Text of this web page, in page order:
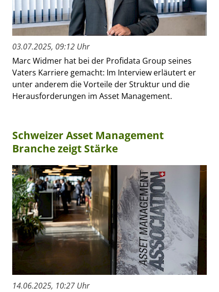
03.07.2025, 09:12 Uhr
Marc Widmer hat bei der Profidata Group seines
Vaters Karriere gemacht: Im Interview erläutert er
unter anderem die Vorteile der Struktur und die
Herausforderungen im Asset Management.
Schweizer Asset Management
Branche zeigt Stärke
14.06.2025, 10:27 Uhr